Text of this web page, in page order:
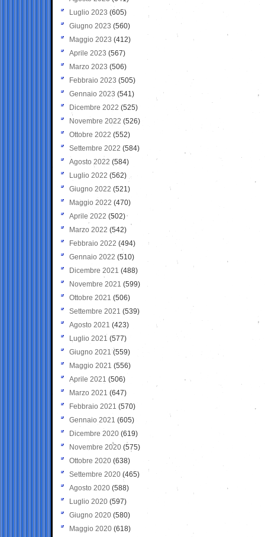
Luglio 2023 (605)
Giugno 2023 (560)
Maggio 2023 (412)
Aprile 2023 (567)
Marzo 2023 (506)
Febbraio 2023 (505)
Gennaio 2023 (541)
Dicembre 2022 (525)
Novembre 2022 (526)
Ottobre 2022 (552)
Settembre 2022 (584)
Agosto 2022 (584)
Luglio 2022 (562)
Giugno 2022 (521)
Maggio 2022 (470)
Aprile 2022 (502)
Marzo 2022 (542)
Febbraio 2022 (494)
Gennaio 2022 (510)
Dicembre 2021 (488)
Novembre 2021 (599)
Ottobre 2021 (506)
Settembre 2021 (539)
Agosto 2021 (423)
Luglio 2021 (577)
Giugno 2021(559)
Maggio 2021 (556)
Aprile 2021 (506)
Marzo 2021 (647)
Febbraio 2021 (570)
Gennaio 2021 (605)
Dicembre 2020 (619)
Novembre 2020 (575)
Ottobre 2020 (638)
Settembre 2020(465)
Agosto 2020 (588)
Luglio 2020 (597)
Giugno 2020 (580)
Maggio 2020 (618)